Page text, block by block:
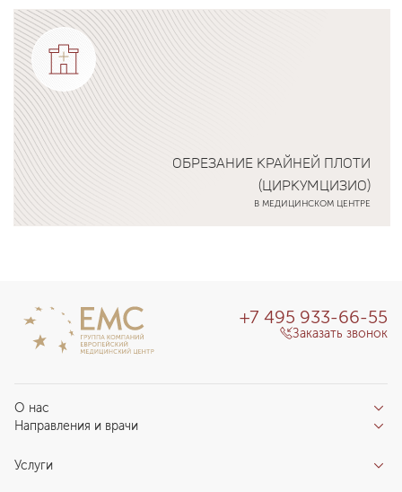
Подробнее о программе
ОБРЕЗАНИЕ КРАЙНЕЙ ПЛОТИ
(ЦИРКУМЦИЗИО)
В МЕДИЦИНСКОМ ЦЕНТРЕ
О нас
Отзывы пациентов
О клинике
Направления и врачи
Направления
Услуги
+7 495 933-66-55
Заказать звонок